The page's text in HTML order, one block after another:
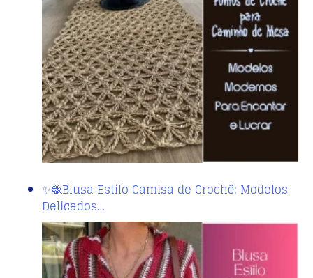
✨🧶Blusa Estilo Camisa de Crochê: Modelos
Delicados…